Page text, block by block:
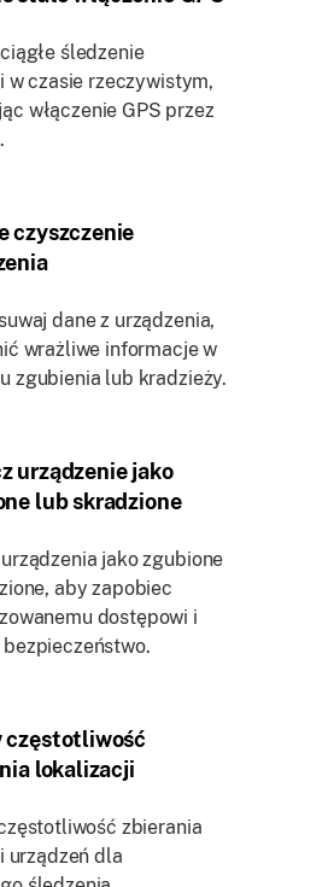
śledzenie
w czasie rzeczywistym,
włączenie GPS przez
czyszczenie
dane z urządzenia,
wrażliwe informacje w
zgubienia lub kradzieży.
urządzenie jako
lub skradzione
jako zgubione
aby zapobiec
dostępowi i
częstotliwość
lokalizacji
zbierania
urządzeń dla